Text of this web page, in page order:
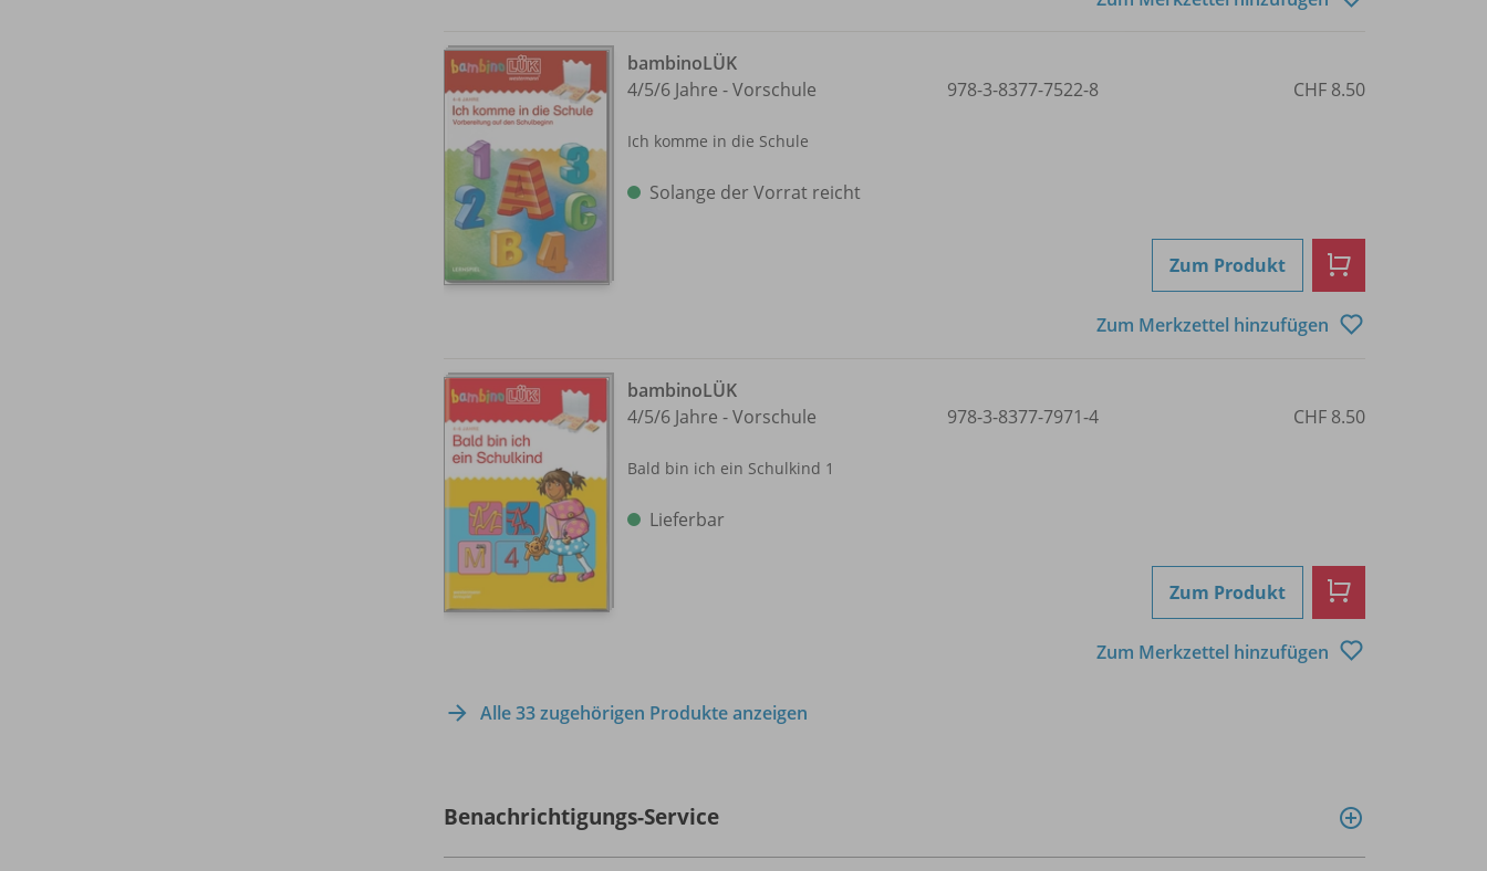
bambinoLÜK
4/5/6 Jahre - Vorschule
Ich komme in die Schule
Solange der Vorrat reicht
978-3-8377-7522-8 CHF 8.50
Zum Produkt
Zum Merkzettel hinzufügen
bambinoLÜK
4/5/6 Jahre - Vorschule
Bald bin ich ein Schulkind 1
Lieferbar
978-3-8377-7971-4 CHF 8.50
Zum Produkt
Zum Merkzettel hinzufügen
Alle 33 zugehörigen Produkte anzeigen
Benachrichtigungs-Service